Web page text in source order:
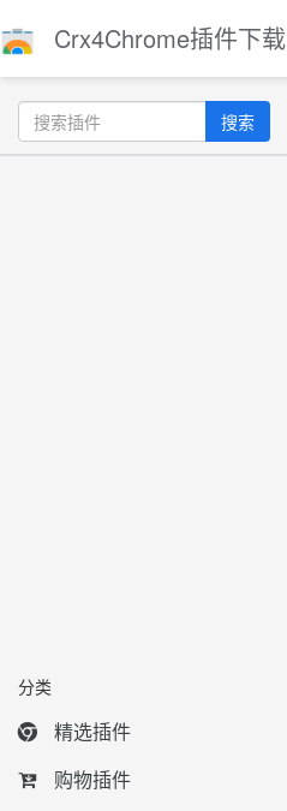
Crx4Chrome插件下载
搜索
分类
精选插件
购物插件